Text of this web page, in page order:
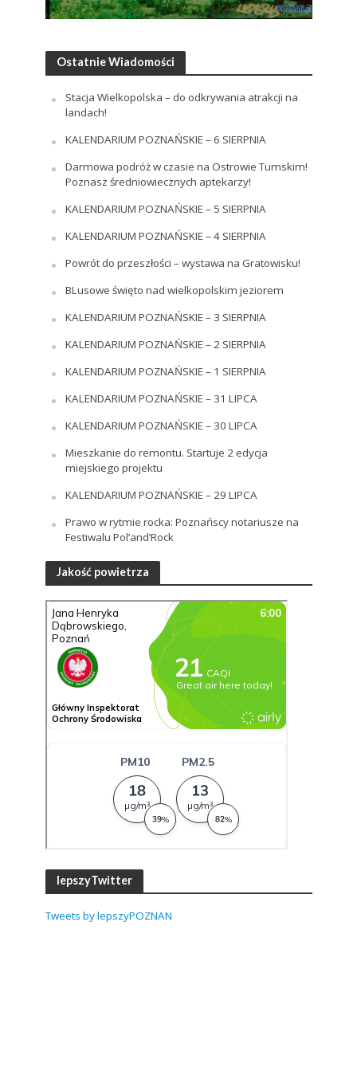
Ostatnie Wiadomości
Stacja Wielkopolska – do odkrywania atrakcji na
landach!
KALENDARIUM POZNAŃSKIE – 6 SIERPNIA
Darmowa podróż w czasie na Ostrowie Tumskim!
Poznasz średniowiecznych aptekarzy!
KALENDARIUM POZNAŃSKIE – 5 SIERPNIA
KALENDARIUM POZNAŃSKIE – 4 SIERPNIA
Powrót do przeszłości – wystawa na Gratowisku!
BLusowe święto nad wielkopolskim jeziorem
KALENDARIUM POZNAŃSKIE – 3 SIERPNIA
KALENDARIUM POZNAŃSKIE – 2 SIERPNIA
KALENDARIUM POZNAŃSKIE – 1 SIERPNIA
KALENDARIUM POZNAŃSKIE – 31 LIPCA
KALENDARIUM POZNAŃSKIE – 30 LIPCA
Mieszkanie do remontu. Startuje 2 edycja
miejskiego projektu
KALENDARIUM POZNAŃSKIE – 29 LIPCA
Prawo w rytmie rocka: Poznańscy notariusze na
Festiwalu Pol’and’Rock
Jakość powietrza
lepszyTwitter
Tweets by lepszyPOZNAN